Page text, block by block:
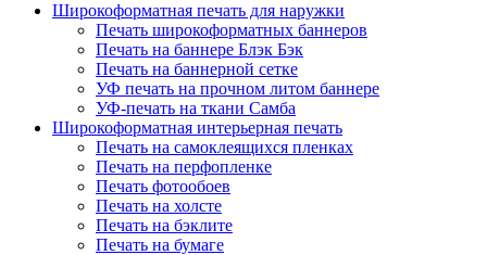
Широкоформатная печать для наружки
Печать широкоформатных баннеров
Печать на баннере Блэк Бэк
Печать на баннерной сетке
УФ печать на прочном литом баннере
УФ-печать на ткани Самба
Широкоформатная интерьерная печать
Печать на самоклеящихся пленках
Печать на перфопленке
Печать фотообоев
Печать на холсте
Печать на бэклите
Печать на бумаге